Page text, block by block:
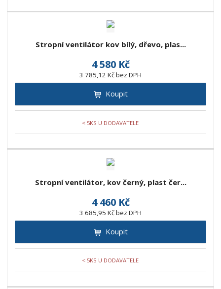
Stropní ventilátor kov bílý, dřevo, plas...
4 580 Kč
3 785,12 Kč bez DPH
Koupit
< 5KS U DODAVATELE
Stropní ventilátor, kov černý, plast čer...
4 460 Kč
3 685,95 Kč bez DPH
Koupit
< 5KS U DODAVATELE